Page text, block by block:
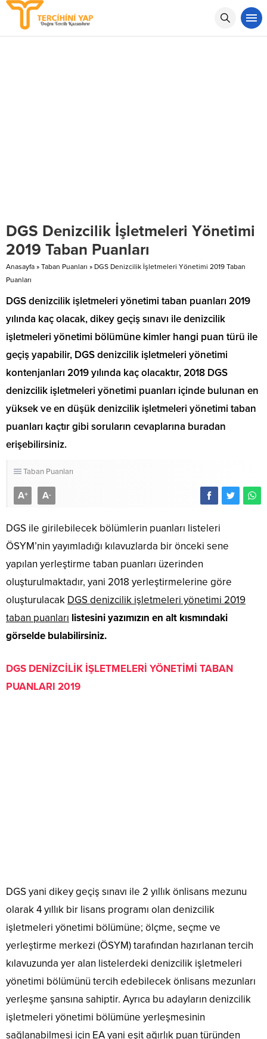
DGS Denizcilik İşletmeleri Yönetimi
2019 Taban Puanları
Anasayfa » Taban Puanları » DGS Denizcilik İşletmeleri Yönetimi 2019 Taban
Puanları
DGS denizcilik işletmeleri yönetimi taban puanları 2019
yılında kaç olacak, dikey geçiş sınavı ile denizcilik
işletmeleri yönetimi bölümüne kimler hangi puan türü ile
geçiş yapabilir, DGS denizcilik işletmeleri yönetimi
kontenjanları 2019 yılında kaç olacaktır, 2018 DGS
denizcilik işletmeleri yönetimi puanları içinde bulunan en
yüksek ve en düşük denizcilik işletmeleri yönetimi taban
puanları kaçtır gibi soruların cevaplarına buradan
erişebilirsiniz.
Taban Puanları
A+ A-
DGS ile girilebilecek bölümlerin puanları listeleri
ÖSYM’nin yayımladığı kılavuzlarda bir önceki sene
yapılan yerleştirme taban puanları üzerinden
oluşturulmaktadır, yani 2018 yerleştirmelerine göre
oluşturulacak DGS denizcilik işletmeleri yönetimi 2019
taban puanları listesini yazımızın en alt kısmındaki
görselde bulabilirsiniz.
DGS DENİZCİLİK İŞLETMELERİ YÖNETİMİ TABAN
PUANLARI 2019
DGS yani dikey geçiş sınavı ile 2 yıllık önlisans mezunu
olarak 4 yıllık bir lisans programı olan denizcilik
işletmeleri yönetimi bölümüne; ölçme, seçme ve
yerleştirme merkezi (ÖSYM) tarafından hazırlanan tercih
kılavuzunda yer alan listelerdeki denizcilik işletmeleri
yönetimi bölümünü tercih edebilecek önlisans mezunları
yerleşme şansına sahiptir. Ayrıca bu adayların denizcilik
işletmeleri yönetimi bölümüne yerleşmesinin
sağlanabilmesi için EA yani eşit ağırlık puan türünden